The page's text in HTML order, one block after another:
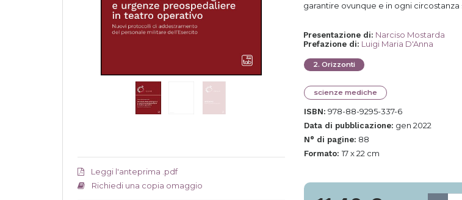
Leggi l'anteprima .pdf
Richiedi una copia omaggio
garantire ovunque e in ogni
Presentazione di: Narciso Mostarda
Prefazione di: Luigi Maria D'Anna
2. Orizzonti
scienze mediche
ISBN: 978-88-9295-337-6
Data di pubblicazione: gen 2022
N° di pagine: 88
Formato: 17 x 22 cm